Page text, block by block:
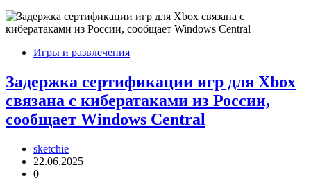
Игры и развлечения
Задержка сертификации игр для Xbox
связана с кибератаками из России,
сообщает Windows Central
sketchie
22.06.2025
0